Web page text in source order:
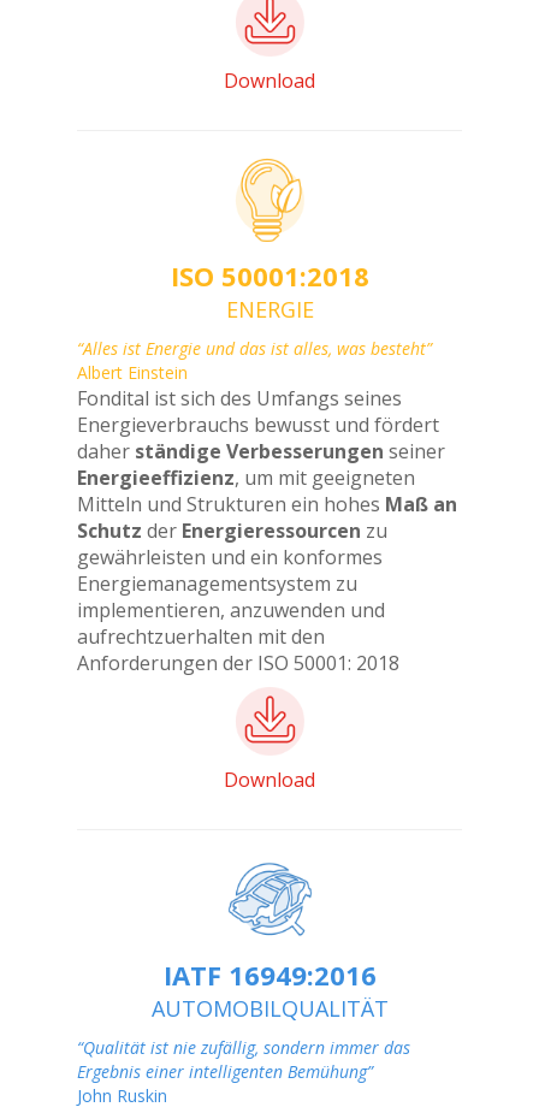
Download
ISO 50001:2018
ENERGIE
“Alles ist Energie und das ist alles, was besteht”
Albert Einstein
Fondital ist sich des Umfangs seines
Energieverbrauchs bewusst und fördert
daher ständige Verbesserungen seiner
Energieeffizienz, um mit geeigneten
Mitteln und Strukturen ein hohes Maß an
Schutz der Energieressourcen zu
gewährleisten und ein konformes
Energiemanagementsystem zu
implementieren, anzuwenden und
aufrechtzuerhalten mit den
Anforderungen der ISO 50001: 2018
Download
IATF 16949:2016
AUTOMOBILQUALITÄT
“Qualität ist nie zufällig, sondern immer das
Ergebnis einer intelligenten Bemühung”
John Ruskin